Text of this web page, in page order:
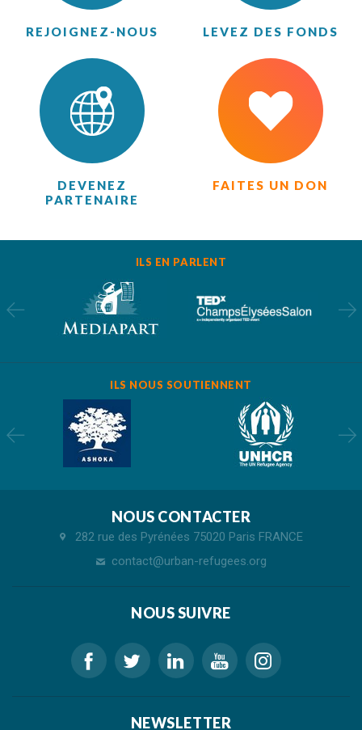
REJOIGNEZ-NOUS LEVEZ DES FONDS
DEVENEZ
PARTENAIRE
FAITES UN DON
ILS EN PARLENT
ILS NOUS SOUTIENNENT
NOUS CONTACTER
282 rue des Pyrénées 75020 Paris FRANCE
contact@urban-refugees.org
NOUS SUIVRE
NEWSLETTER